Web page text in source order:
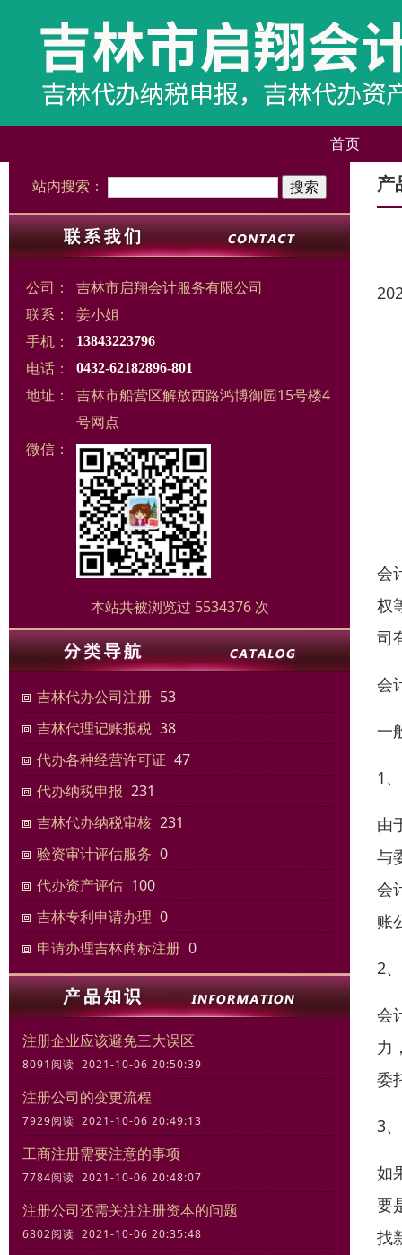
首页
站内搜索：
公司：
吉林市启翔会计服务有限公司
联系：
姜小姐
手机：
13843223796
电话： 0432-62182896-801
地址：
吉林市船营区解放西路鸿博御园15号楼4
号网点
微信：
本站共被浏览过 5534376 次
吉林代办公司注册 53
吉林代理记账报税 38
代办各种经营许可证 47
代办纳税申报 231
吉林代办纳税审核 231
验资审计评估服务 0
代办资产评估 100
吉林专利申请办理 0
申请办理吉林商标注册 0
注册企业应该避免三大误区
8091阅读 2021-10-06 20:50:39
注册公司的变更流程
7929阅读 2021-10-06 20:49:13
工商注册需要注意的事项
7784阅读 2021-10-06 20:48:07
注册公司还需关注注册资本的问题
6802阅读 2021-10-06 20:35:48
产
会
权
司
会
一
1
由
与
会
账
2
会
力
委
3
如
要
找